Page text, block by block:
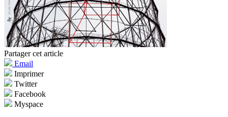
Partager cet article
Email
Imprimer
Twitter
Facebook
Myspace